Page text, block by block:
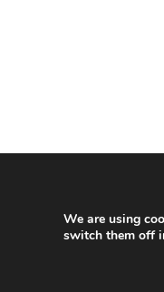
We are using
switch them off